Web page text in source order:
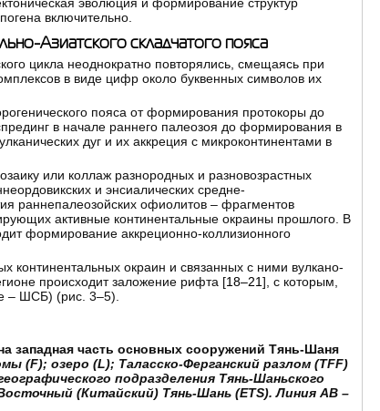
включительно.
Азиатского складчатого пояса
цикла неоднократно повторялись, смещаясь при
в виде цифр около буквенных символов их
пояса от формирования протокоры до
в начале раннего палеозоя до формирования в
дуг и их аккреция с микроконтинентами в
или коллаж разнородных и разновозрастных
и энсиалических средне-
раннепалеозойских офиолитов – фрагментов
активные континентальные окраины прошлого. В
формирование аккреционно-коллизионного
континентальных окраин и связанных с ними вулкано-
происходит заложение рифта [18–21], с которым,
– ШСБ) (рис. 3–5).
западная часть основных сооружений Тянь-Шаня
(F); озеро (L); Таласско-Ферганский разлом (TFF)
подразделения Тянь-Шаньского
(Китайский) Тянь-Шань (ETS). Линия AB –